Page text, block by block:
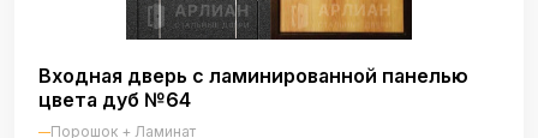
Входная дверь с ламинированной панелью
цвета дуб №64
Порошок + Ламинат